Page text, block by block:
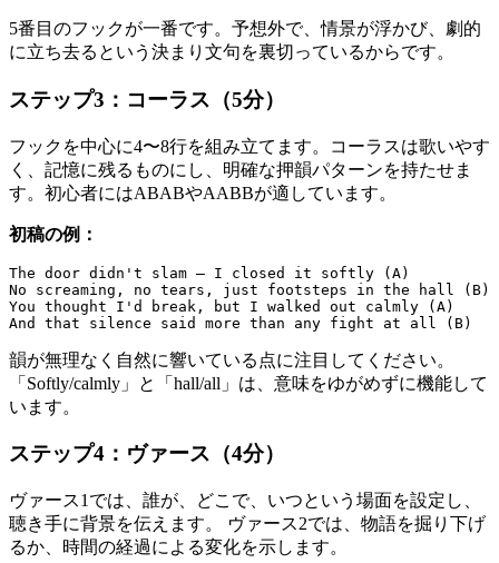
5番目のフックが一番です。予想外で、情景が浮かび、劇的
に立ち去るという決まり文句を裏切っているからです。
ステップ3：コーラス（5分）
フックを中心に4〜8行を組み立てます。コーラスは歌いやす
く、記憶に残るものにし、明確な押韻パターンを持たせま
す。初心者にはABABやAABBが適しています。
初稿の例：
The door didn't slam — I closed it softly (A)
No screaming, no tears, just footsteps in the hall (B)
You thought I'd break, but I walked out calmly (A)
韻が無理なく自然に響いている点に注目してください。
「Softly/calmly」と「hall/all」は、意味をゆがめずに機能して
います。
ステップ4：ヴァース（4分）
ヴァース1では、誰が、どこで、いつという場面を設定し、
聴き手に背景を伝えます。 ヴァース2では、物語を掘り下げ
るか、時間の経過による変化を示します。